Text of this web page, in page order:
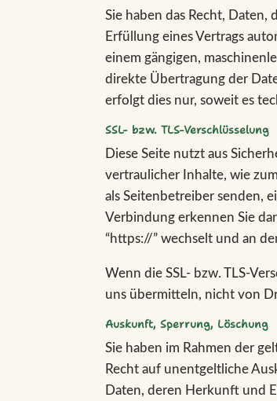
Sie haben das Recht,
Erfüllung eines Vertrags
einem gängigen,
direkte Übertragung der
erfolgt dies nur, soweit es
SSL- bzw. TLS-Verschlüsselung
Diese Seite nutzt aus
vertraulicher Inhalte, wie
als Seitenbetreiber senden,
Verbindung erkennen Sie
“https://” wechselt und an
Wenn die SSL- bzw. TLS-
uns übermitteln, nicht von
Auskunft, Sperrung, Löschung
Sie haben im Rahmen der
Recht auf unentgeltliche
Daten, deren Herkunft und